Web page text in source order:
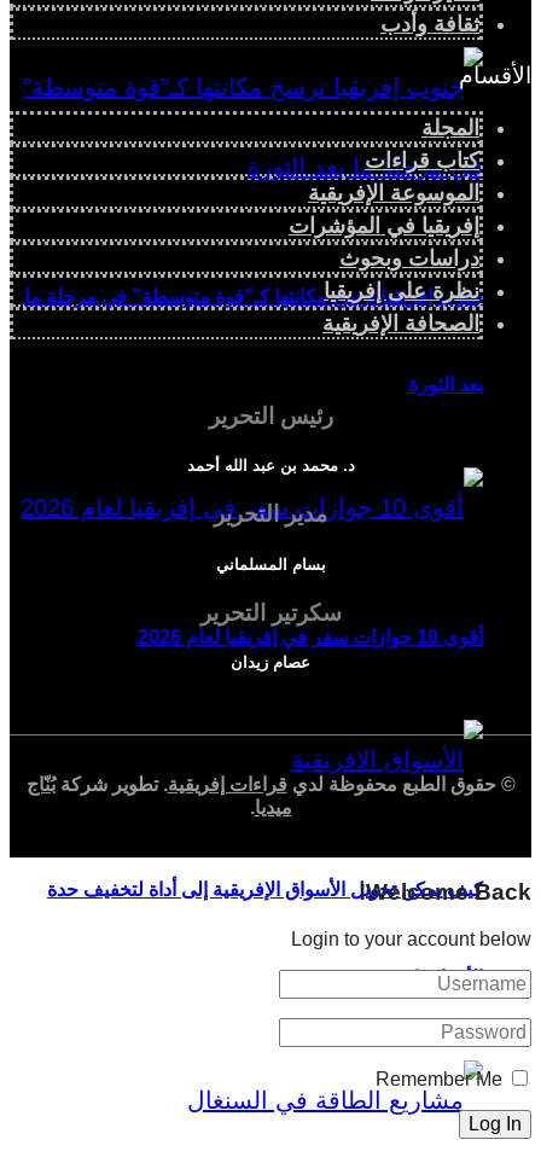
جنوب إفريقيا ترسخ مكانتها كـ”قوة متوسطة” في مرحلة ما
بعد الثورة
أقوى 10 جوازات سفر في إفريقيا لعام 2026
كيف يمكن تحويل الأسواق الإفريقية إلى أداة لتخفيف حدة
الأزمات؟
ثقافة وأدب
الأقسام
المجلة
كتاب قراءات
الموسوعة الإفريقية
إفريقيا في المؤشرات
دراسات وبحوث
نظرة على إفريقيا
الصحافة الإفريقية
رئيس التحرير
د. محمد بن عبد الله أحمد
مدير التحرير
بسام المسلماني
سكرتير التحرير
عصام زيدان
© حقوق الطبع محفوظة لدي قراءات إفريقية. تطوير شركةبُنّاج
ميديا.
Welcome Back!
Login to your account below
Remember Me